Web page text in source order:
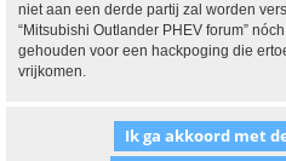
niet aan een derde partij zal worden
“Mitsubishi Outlander PHEV forum”
gehouden voor een hackpoging die
vrijkomen.